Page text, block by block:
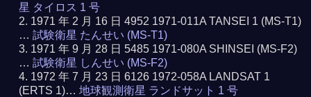
星 タイロス 1 号
1971 年 2 月 16 日 4952 1971-011A TANSEI 1 (MS-T1)
…試験衛星 たんせい (MS-T1)
1971 年 9 月 28 日 5485 1971-080A SHINSEI (MS-F2)
…試験衛星 しんせい (MS-F2)
1972 年 7 月 23 日 6126 1972-058A LANDSAT 1
(ERTS 1)…地球観測衛星 ランドサット 1 号